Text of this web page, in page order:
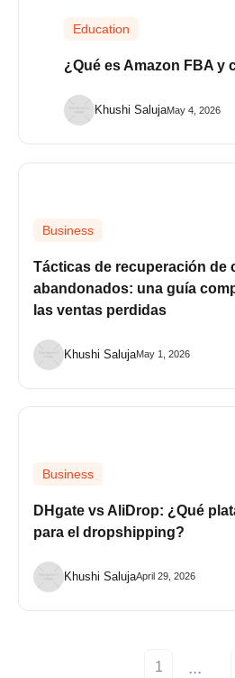
Education
¿Qué es Amazon FBA y
Khushi SalujaMay 4, 2026
Business
Tácticas de recuperación de
abandonados: una guía
las ventas perdidas
Khushi SalujaMay 1, 2026
Business
DHgate vs AliDrop: ¿Qué
para el dropshipping?
Khushi SalujaApril 29, 2026
1 ...